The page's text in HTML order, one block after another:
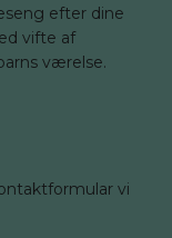
efter dine
vifte af
værelse.
vi